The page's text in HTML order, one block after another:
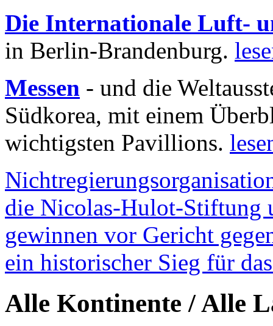
Die Internationale Luft-
in Berlin-Brandenburg.
Messen - und die
Südkorea, mit einem
wichtigsten Pavillions.
die Nicolas-Hulot-Stiftung
gewinnen vor Gericht
ein historischer Sieg für
Alle Kontinente / Alle